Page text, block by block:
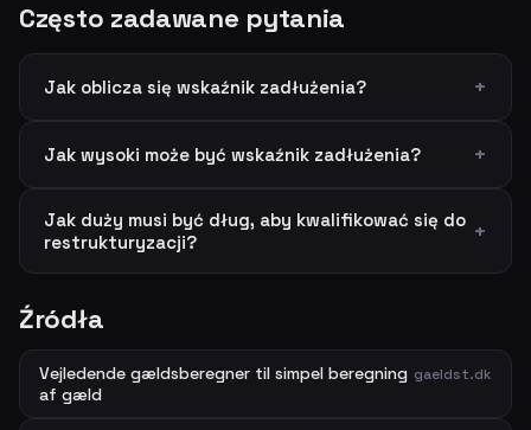
Często zadawane pytania
Jak oblicza się wskaźnik zadłużenia?
Jak wysoki może być wskaźnik zadłużenia?
Jak duży musi być dług, aby kwalifikować się do
restrukturyzacji?
Źródła
Vejledende gældsberegner til simpel beregning
af gæld
gaeldst.dk